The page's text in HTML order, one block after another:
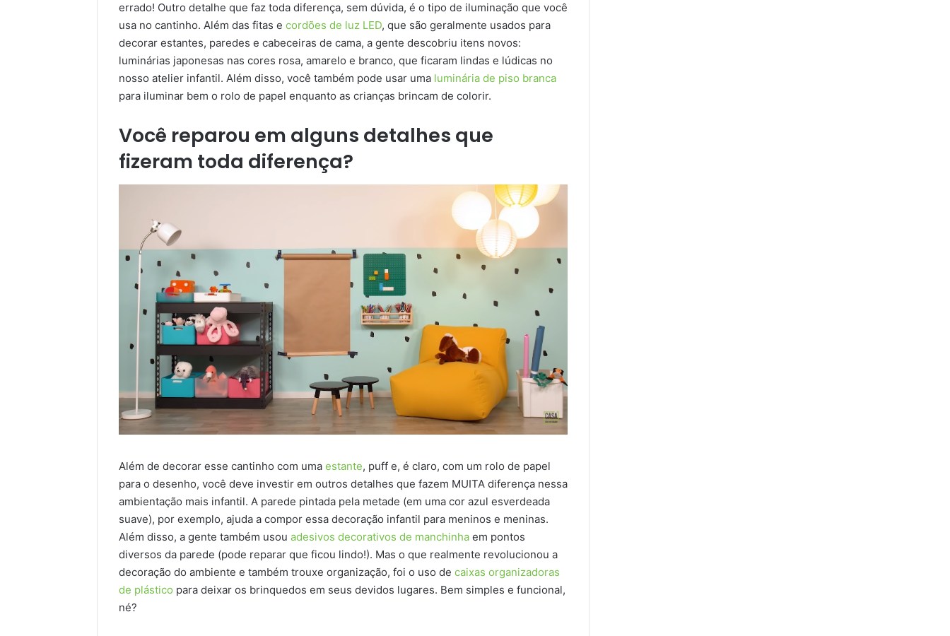
errado! Outro detalhe que faz toda diferença, sem dúvida, é o tipo de iluminação que você
usa no cantinho. Além das fitas e cordões de luz LED, que são geralmente usados para
decorar estantes, paredes e cabeceiras de cama, a gente descobriu itens novos:
luminárias japonesas nas cores rosa, amarelo e branco, que ficaram lindas e lúdicas no
nosso atelier infantil. Além disso, você também pode usar uma luminária de piso branca
para iluminar bem o rolo de papel enquanto as crianças brincam de colorir.
Você reparou em alguns detalhes que
fizeram toda diferença?
Além de decorar esse cantinho com uma estante, puff e, é claro, com um rolo de papel
para o desenho, você deve investir em outros detalhes que fazem MUITA diferença nessa
ambientação mais infantil. A parede pintada pela metade (em uma cor azul esverdeada
suave), por exemplo, ajuda a compor essa decoração infantil para meninos e meninas.
Além disso, a gente também usou adesivos decorativos de manchinha em pontos
diversos da parede (pode reparar que ficou lindo!). Mas o que realmente revolucionou a
decoração do ambiente e também trouxe organização, foi o uso de caixas organizadoras
de plástico para deixar os brinquedos em seus devidos lugares. Bem simples e funcional,
né?